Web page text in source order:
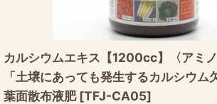
カルシウムエキス【1200cc】〈アミノ
「土壌にあっても発生するカルシウム
葉面散布液肥 [TFJ-CA05]